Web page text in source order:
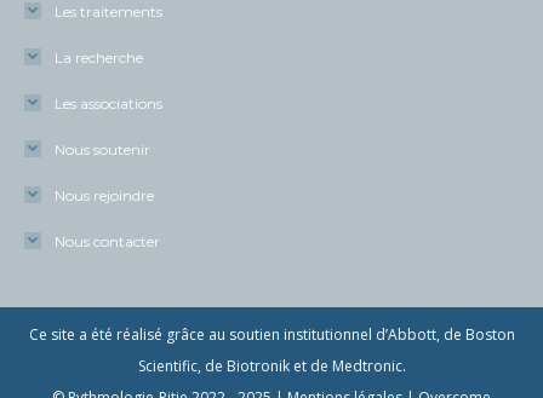
Les traitements
La recherche
Les associations
Nous soutenir
Nous rejoindre
Nous contacter
Ce site a été réalisé grâce au soutien institutionnel d’Abbott, de Boston
Scientific, de Biotronik et de Medtronic.